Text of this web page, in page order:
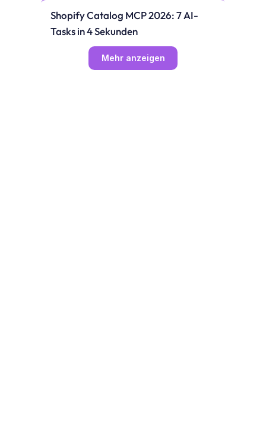
Shopify Catalog MCP 2026: 7 AI-
Tasks in 4 Sekunden
Mehr anzeigen